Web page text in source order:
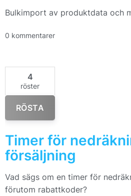
Bulkimport av produktdata och
0 kommentarer
4
röster
RÖSTA
Timer för
försäljning
Vad sägs om en timer för
förutom rabattkoder?